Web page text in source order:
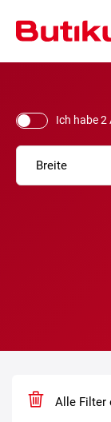
Ich habe 2
Breite
Alle Filter